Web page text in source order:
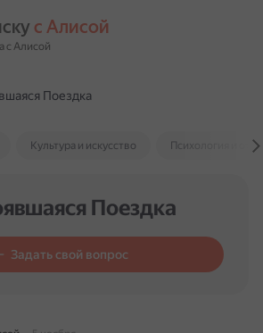
с Алисой
с Алисой
Поездка
Культура и искусство Психология и
Поездка
Задать свой вопрос